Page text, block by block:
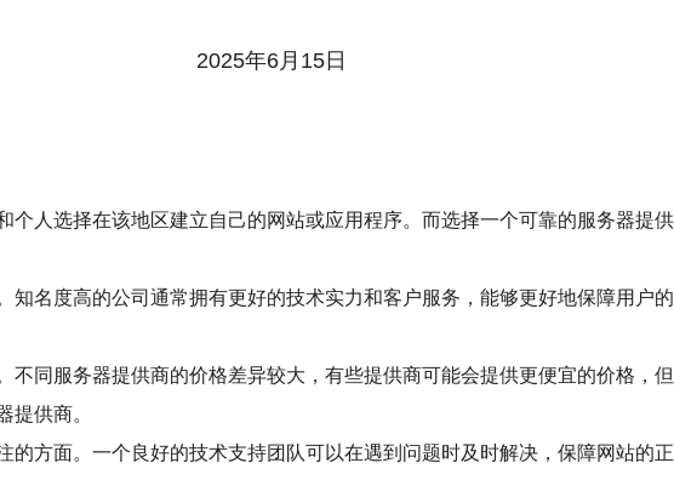
2025年6月15日
人选择在该地区建立自己的网站或应用程序。而选择一个可靠的服务器提
名度高的公司通常拥有更好的技术实力和客户服务，能够更好地保障用户
同服务器提供商的价格差异较大，有些提供商可能会提供更便宜的价格，
提供商。
方面。一个良好的技术支持团队可以在遇到问题时及时解决，保障网站的